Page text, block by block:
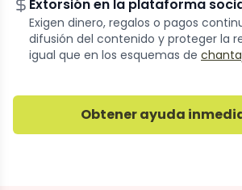
Extorsión en la plataforma
Exigen dinero, regalos o pagos
difusión del contenido y proteger la
igual que en los esquemas de
Obtener ayuda